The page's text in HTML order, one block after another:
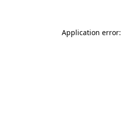
Application